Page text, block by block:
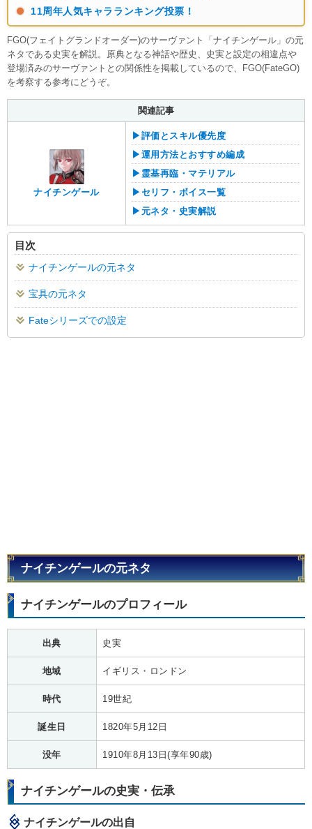
11周年人気キャラランキング投票！
FGO(フェイトグランドオーダー)のサーヴァント「ナイチンゲール」の元
ネタである史実を解説。原典となる神話や歴史、史実と設定の相違点や
登場済みのサーヴァントとの関係性を掲載しているので、FGO(FateGO)
を考察する参考にどうぞ。
関連記事
ナイチンゲール
▶︎評価とスキル優先度
▶︎運用方法とおすすめ編成
▶︎霊基再臨・マテリアル
▶︎セリフ・ボイス一覧
▶︎元ネタ・史実解説
目次
ナイチンゲールの元ネタ
宝具の元ネタ
Fateシリーズでの設定
ナイチンゲールの元ネタ
ナイチンゲールのプロフィール
出典 史実
地域 イギリス・ロンドン
時代 19世紀
誕生日 1820年5月12日
没年 1910年8月13日(享年90歳)
ナイチンゲールの史実・伝承
ナイチンゲールの出自